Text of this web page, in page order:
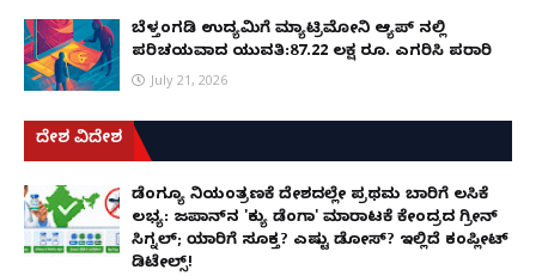
ಬೆಳ್ತಂಗಡಿ ಉದ್ಯಮಿಗೆ ಮ್ಯಾಟ್ರಿಮೋನಿ ಆ್ಯಪ್ ನಲ್ಲಿ
ಪರಿಚಯವಾದ ಯುವತಿ:87.22 ಲಕ್ಷ ರೂ. ಎಗರಿಸಿ ಪರಾರಿ
July 21, 2026
ದೇಶ ವಿದೇಶ
ಡೆಂಗ್ಯೂ ನಿಯಂತ್ರಣಕ್ಕೆ ದೇಶದಲ್ಲೇ ಪ್ರಥಮ ಬಾರಿಗೆ ಲಸಿಕೆ
ಲಭ್ಯ: ಜಪಾನ್‌ನ 'ಕ್ಯು ಡೆಂಗಾ' ಮಾರಾಟಕ್ಕೆ ಕೇಂದ್ರದ ಗ್ರೀನ್
ಸಿಗ್ನಲ್; ಯಾರಿಗೆ ಸೂಕ್ತ? ಎಷ್ಟು ಡೋಸ್? ಇಲ್ಲಿದೆ ಕಂಪ್ಲೀಟ್
ಡಿಟೇಲ್ಸ್!